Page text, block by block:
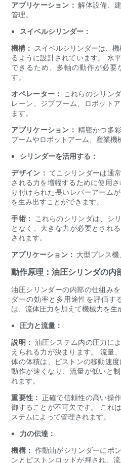
アプリケーション：解体設備、
管理。
スイベルシリンダー：
機構：
スイベルシリンダーは、
るように設計されています。 水
できるため、多軸の動作が必
す。
オペレーター：
これらのシリン
レーン、ジブブーム、ロボット
ます。
アプリケーション：精密かつ多
ブームやロボットアーム、産業機
シリンダーを活用する：
デザイン： てこシリンダーは通
される力を増幅するために使用
り付けられた長いレバーアーム
を生み出すことができます。
手術：
これらのシリンダは、シ
となく、大きな力が必要とされ
されます。
アプリケーション： 大型プレス機
動作原理：油圧シリンダの内
油圧シリンダーの内部の仕組み
ダーの効率と多用途性を評価す
は、流体圧力を加えて機械力を生
圧力と流量：
説明： 油圧システム内の圧力に
えられる力が決まります。 流量
体の体積は、ピストンの移動速
動作が速くなり、流量が低いと
れます。
重要性： 正確で信頼性の高い操
御することが不可欠です。 これ
ステムによって管理されます。
力の伝達：
機構： 作動油がシリンダーにポ
ンとピストンロッドが押され、